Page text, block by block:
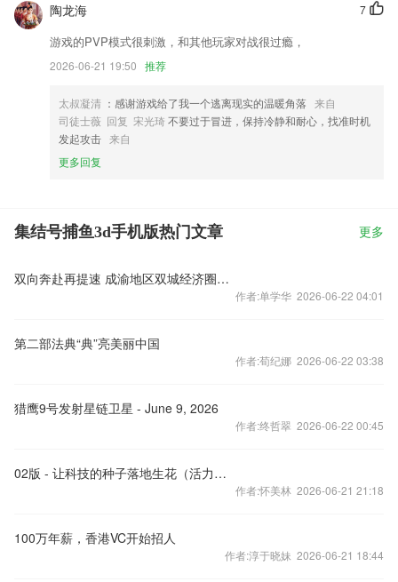
7
陶龙海
游戏的PVP模式很刺激，和其他玩家对战很过瘾，
2026-06-21 19:50 推荐
太叔凝清 ：感谢游戏给了我一个逃离现实的温暖角落 来自
司徒士薇 回复 宋光琦 不要过于冒进，保持冷静和耐心，找准时机
发起攻击 来自
更多回复
集结号捕鱼3d手机版热门文章 更多
双向奔赴再提速 成渝地区双城经济圈不断提升发展能级
作者:单学华 2026-06-22 04:01
第二部法典“典”亮美丽中国
作者:荀纪娜 2026-06-22 03:38
猎鹰9号发射星链卫星 - June 9, 2026
作者:终哲翠 2026-06-22 00:45
02版 - 让科技的种子落地生花（活力中国调研行）
作者:怀美林 2026-06-21 21:18
100万年薪，香港VC开始招人
作者:淳于晓妹 2026-06-21 18:44